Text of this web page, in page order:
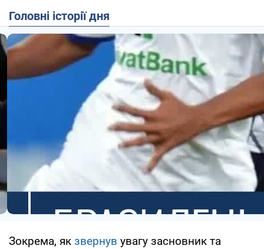
Головні історії дня
Зокрема, як звернув увагу засновник та